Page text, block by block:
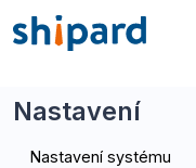
Nastavení
Nastavení systému